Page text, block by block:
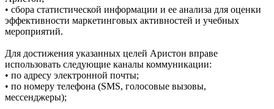
• сбора статистической информации и ее анализа для оценки
эффективности маркетинговых активностей и учебных
мероприятий.
Для достижения указанных целей Аристон вправе
использовать следующие каналы коммуникации:
• по адресу электронной почты;
• по номеру телефона (SMS, голосовые вызовы,
мессенджеры);